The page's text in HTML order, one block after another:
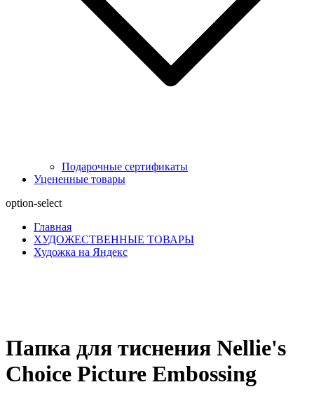
Подарочные сертификаты
Уцененные товары
option-select
Главная
ХУДОЖЕСТВЕННЫЕ ТОВАРЫ
Художка на Яндекс
Папка для тиснения Nellie's
Choice Picture Embossing